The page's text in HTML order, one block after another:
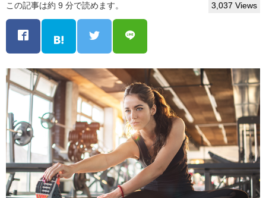
この記事は約 9 分で読めます。 3,037 Views